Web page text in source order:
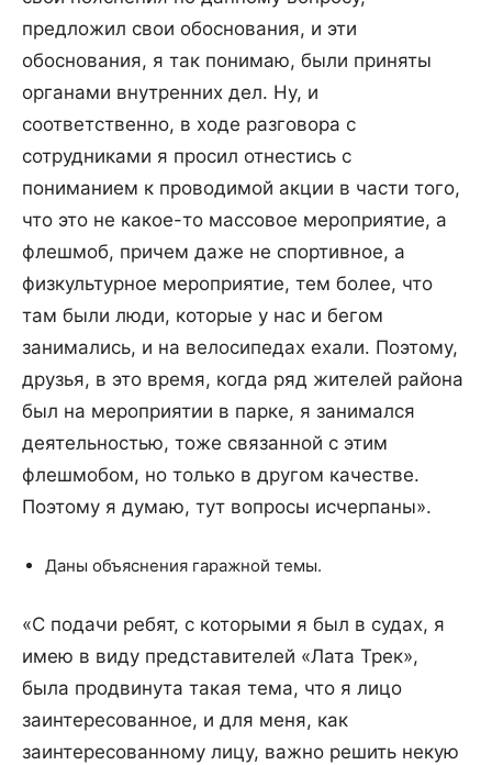
предложил свои обоснования, и эти
обоснования, я так понимаю, были приняты
органами внутренних дел. Ну, и
соответственно, в ходе разговора с
сотрудниками я просил отнестись с
пониманием к проводимой акции в части того,
что это не какое-то массовое мероприятие, а
флешмоб, причем даже не спортивное, а
физкультурное мероприятие, тем более, что
там были люди, которые у нас и бегом
занимались, и на велосипедах ехали. Поэтому,
друзья, в это время, когда ряд жителей района
был на мероприятии в парке, я занимался
деятельностью, тоже связанной с этим
флешмобом, но только в другом качестве.
Поэтому я думаю, тут вопросы исчерпаны».
Даны объяснения гаражной темы.
«С подачи ребят, с которыми я был в судах, я
имею в виду представителей «Лата Трек»,
была продвинута такая тема, что я лицо
заинтересованное, и для меня, как
заинтересованному лицу, важно решить некую